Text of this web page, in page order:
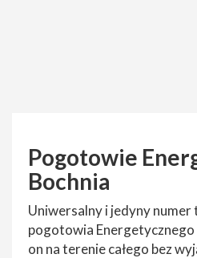
Pogotowie
Bochnia
Uniwersalny i jedyny numer
pogotowia
on na terenie całego bez